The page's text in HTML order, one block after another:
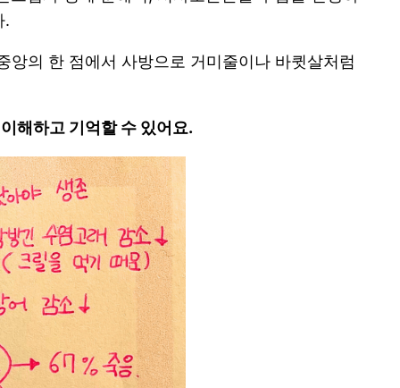
.
의 한 점에서 사방으로 거미줄이나 바큇살처럼
해하고 기억할 수 있어요.